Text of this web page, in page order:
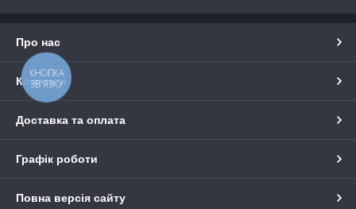
Про нас
Контакти
Доставка та оплата
Графік роботи
Повна версія сайту
КНОПКА
ЗВ'ЯЗКУ